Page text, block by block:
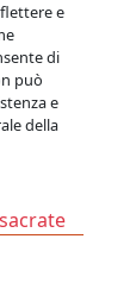
e
di
può
e
della